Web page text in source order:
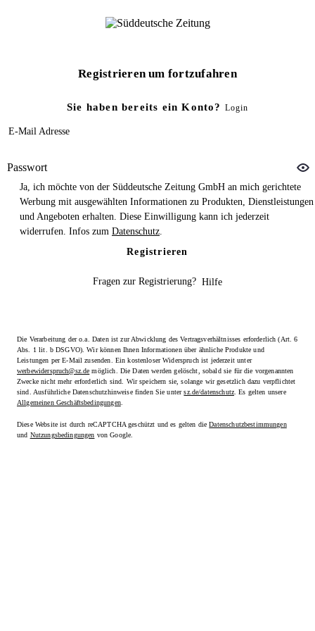
Registrieren um fortzufahren
Sie haben bereits ein Konto? Login
E-Mail Adresse
Passwort
Ja, ich möchte von der Süddeutsche Zeitung GmbH an mich gerichtete
Werbung mit ausgewählten Informationen zu Produkten, Dienstleistungen
und Angeboten erhalten. Diese Einwilligung kann ich jederzeit
widerrufen. Infos zum Datenschutz.
Registrieren
Fragen zur Registrierung? Hilfe
Die Verarbeitung der o.a. Daten ist zur Abwicklung des Vertragsverhältnisses erforderlich (Art. 6
Abs. 1 lit. b DSGVO). Wir können Ihnen Informationen über ähnliche Produkte und
Leistungen per E-Mail zusenden. Ein kostenloser Widerspruch ist jederzeit unter
werbewiderspruch@sz.de möglich. Die Daten werden gelöscht, sobald sie für die vorgenannten
Zwecke nicht mehr erforderlich sind. Wir speichern sie, solange wir gesetzlich dazu verpflichtet
sind. Ausführliche Datenschutzhinweise finden Sie untersz.de/datenschutz. Es gelten unsere
Allgemeinen Geschäftsbedingungen.
Diese Website ist durch reCAPTCHA geschützt und es gelten dieDatenschutzbestimmungen
und Nutzungsbedingungen von Google.